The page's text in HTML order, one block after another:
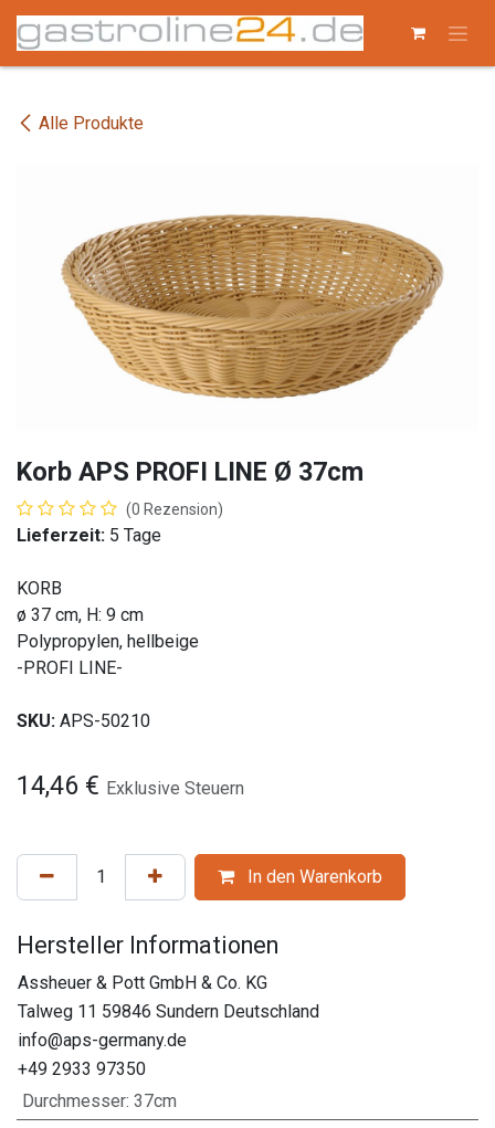
Zum Inhalt springen
Alle Produkte
Korb APS PROFI LINE Ø 37cm
(0 Rezension)
Lieferzeit: 5 Tage
KORB
ø 37 cm, H: 9 cm
Polypropylen, hellbeige
-PROFI LINE-
SKU: APS-50210
14,46 € Exklusive Steuern
In den Warenkorb
Hersteller Informationen
Assheuer & Pott GmbH & Co. KG
Talweg 11 59846 Sundern Deutschland
info@aps-germany.de
+49 2933 97350
Durchmesser: 37cm